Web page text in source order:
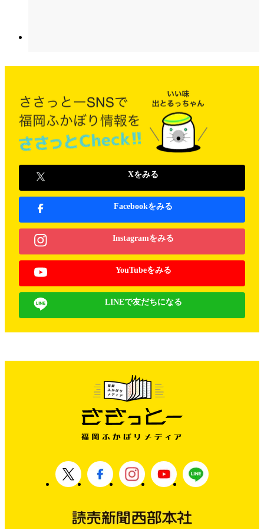
Xをみる
Facebookをみる
Instagramをみる
YouTubeをみる
LINEで友だちになる